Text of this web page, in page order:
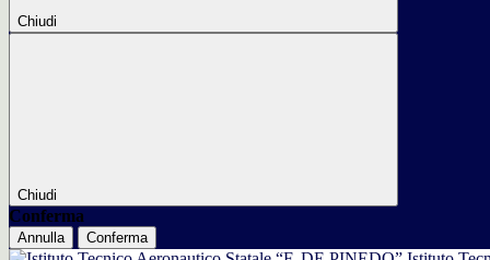
Chiudi
Chiudi
Conferma
Annulla Conferma